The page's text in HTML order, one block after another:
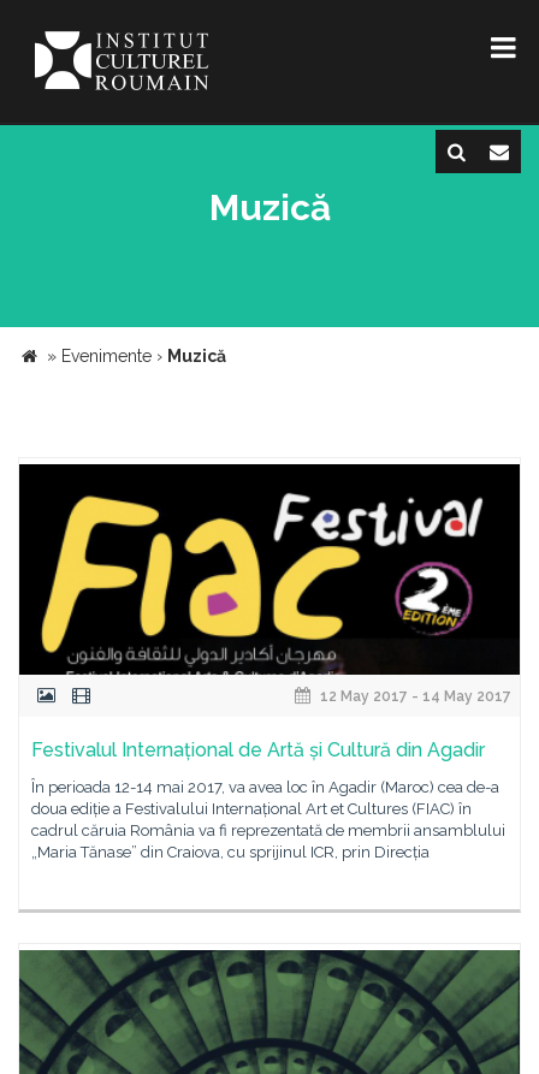
Muzică
» Evenimente › Muzică
12 May 2017 - 14 May 2017
Festivalul Internațional de Artă și Cultură din Agadir
În perioada 12-14 mai 2017, va avea loc în Agadir (Maroc) cea de-a
doua ediție a Festivalului Internațional Art et Cultures (FIAC) în
cadrul căruia România va fi reprezentată de membrii ansamblului
„Maria Tănase” din Craiova, cu sprijinul ICR, prin Direcția